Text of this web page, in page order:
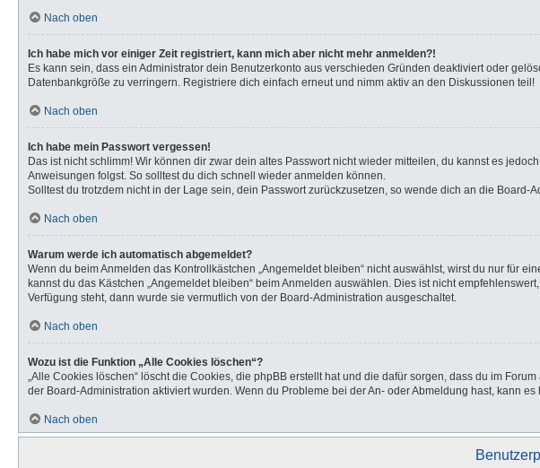
Nach oben
Ich habe mich vor einiger Zeit registriert, kann mich aber nicht mehr anmelden?!
Es kann sein, dass ein Administrator dein Benutzerkonto aus verschieden Gründen deaktiviert oder
Datenbankgröße zu verringern. Registriere dich einfach erneut und nimm aktiv an den Diskussionen teil!
Nach oben
Ich habe mein Passwort vergessen!
Das ist nicht schlimm! Wir können dir zwar dein altes Passwort nicht wieder mitteilen, du kannst es
Anweisungen folgst. So solltest du dich schnell wieder anmelden können.
Solltest du trotzdem nicht in der Lage sein, dein Passwort zurückzusetzen, so wende dich an die Board-
Nach oben
Warum werde ich automatisch abgemeldet?
Wenn du beim Anmelden das Kontrollkästchen „Angemeldet bleiben“ nicht auswählst, wirst du nur für
kannst du das Kästchen „Angemeldet bleiben“ beim Anmelden auswählen. Dies ist nicht
Verfügung steht, dann wurde sie vermutlich von der Board-Administration ausgeschaltet.
Nach oben
Wozu ist die Funktion „Alle Cookies löschen“?
„Alle Cookies löschen“ löscht die Cookies, die phpBB erstellt hat und die dafür sorgen, dass du im
der Board-Administration aktiviert wurden. Wenn du Probleme bei der An- oder Abmeldung hast, kann
Nach oben